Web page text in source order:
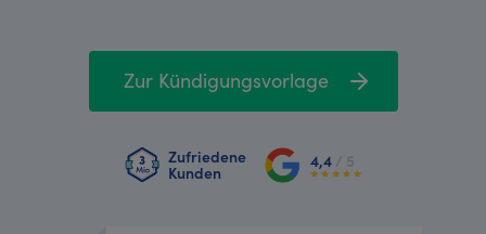
Zur Kündigungsvorlage
Zufriedene
Kunden
4,4 / 5